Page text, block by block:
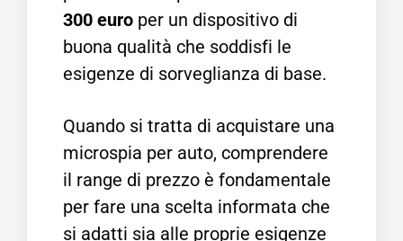
300 euro per un dispositivo di
buona qualità che soddisfi le
esigenze di sorveglianza di base.
Quando si tratta di acquistare una
microspia per auto, comprendere
il range di prezzo è fondamentale
per fare una scelta informata che
si adatti sia alle proprie esigenze